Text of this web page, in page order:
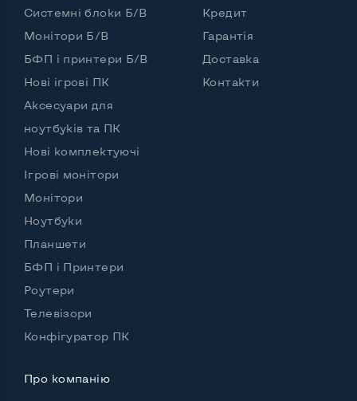
Тип оперативної пам'яті
DDR3
Тип накопичувача SSD 2,5" или HDD
Можливості відеокарти:
Тип відеокарти
Відеопроцесор ноутбука
Розмір відеопам'яті, Гб
Зручність користування:
Матеріал корпусу
Підсвітка клавіатури
Українські та російські літери на клавіатурі
Системні блоки Б/В
Монітори Б/В
БФП і принтери Б/В
Нові ігрові ПК
Аксесуари для
ноутбуків та ПК
Нові комплектуючі
Ігрові монітори
Монітори
Ноутбуки
Планшети
БФП і Принтери
Роутери
Телевізори
Конфігуратор ПК
Кредит
Гарантія
Доставка
Контакти
Про компанію